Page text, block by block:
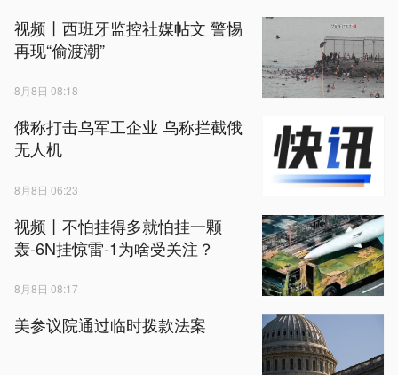
视频丨西班牙监控社媒帖文 警惕
再现“偷渡潮”
8月8日 08:18
俄称打击乌军工企业 乌称拦截俄
无人机
8月8日 06:23
视频丨不怕挂得多就怕挂一颗
轰-6N挂惊雷-1为啥受关注？
8月8日 08:17
美参议院通过临时拨款法案